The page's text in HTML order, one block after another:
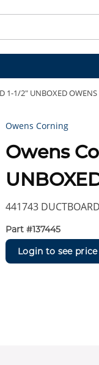
1-1/2" UNBOXED
Owens Corning
Owens
441743
Part #137445
Login to see price